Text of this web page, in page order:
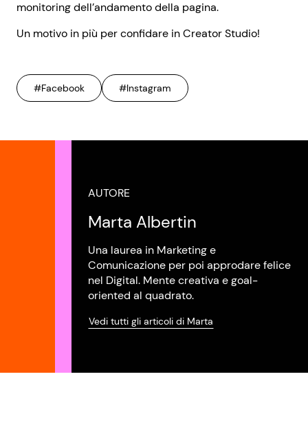
monitoring dell’andamento della pagina.
Un motivo in più per confidare in Creator Studio!
#Facebook #Instagram
AUTORE
Marta Albertin
Una laurea in Marketing e
Comunicazione per poi approdare felice
nel Digital. Mente creativa e goal-
oriented al quadrato.
Vedi tutti gli articoli di Marta